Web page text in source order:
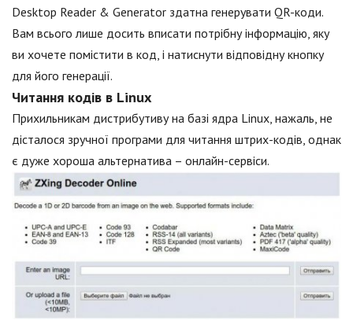
Desktop Reader & Generator здатна генерувати QR-коди.
Вам всього лише досить вписати потрібну інформацію, яку
ви хочете помістити в код, і натиснути відповідну кнопку
для його генерації.
Читання кодів в Linux
Прихильникам дистрибутиву на базі ядра Linux, нажаль, не
дісталося зручної програми для читання штрих-кодів, однак
є дуже хороша альтернатива – онлайн-сервіси.